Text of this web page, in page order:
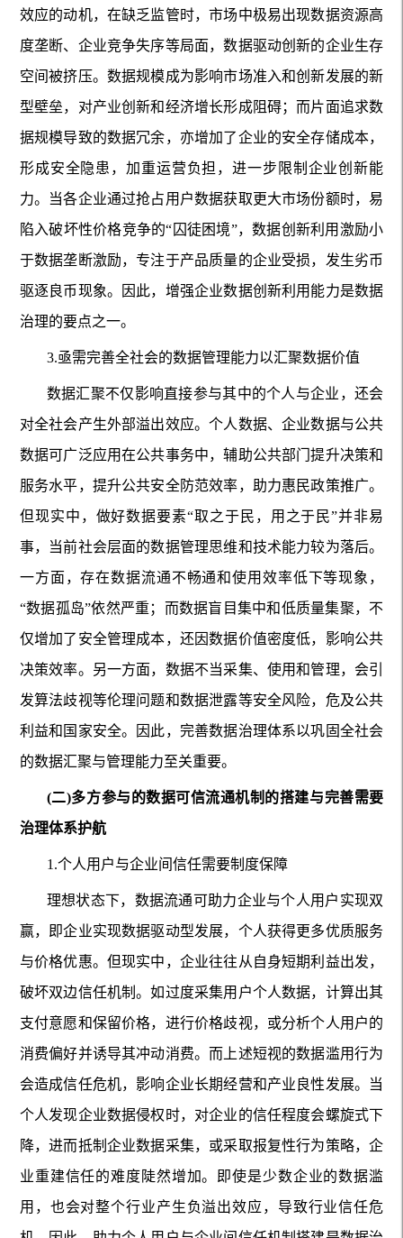
效应的动机，在缺乏监管时，市场中极易出现数据资源高
度垄断、企业竞争失序等局面，数据驱动创新的企业生存
空间被挤压。数据规模成为影响市场准入和创新发展的新
型壁垒，对产业创新和经济增长形成阻碍；而片面追求数
据规模导致的数据冗余，亦增加了企业的安全存储成本，
形成安全隐患，加重运营负担，进一步限制企业创新能
力。当各企业通过抢占用户数据获取更大市场份额时，易
陷入破坏性价格竞争的“囚徒困境”，数据创新利用激励小
于数据垄断激励，专注于产品质量的企业受损，发生劣币
驱逐良币现象。因此，增强企业数据创新利用能力是数据
治理的要点之一。
3.亟需完善全社会的数据管理能力以汇聚数据价值
数据汇聚不仅影响直接参与其中的个人与企业，还会
对全社会产生外部溢出效应。个人数据、企业数据与公共
数据可广泛应用在公共事务中，辅助公共部门提升决策和
服务水平，提升公共安全防范效率，助力惠民政策推广。
但现实中，做好数据要素“取之于民，用之于民”并非易
事，当前社会层面的数据管理思维和技术能力较为落后。
一方面，存在数据流通不畅通和使用效率低下等现象，
“数据孤岛”依然严重；而数据盲目集中和低质量集聚，不
仅增加了安全管理成本，还因数据价值密度低，影响公共
决策效率。另一方面，数据不当采集、使用和管理，会引
发算法歧视等伦理问题和数据泄露等安全风险，危及公共
利益和国家安全。因此，完善数据治理体系以巩固全社会
的数据汇聚与管理能力至关重要。
(二)多方参与的数据可信流通机制的搭建与完善需要
治理体系护航
1.个人用户与企业间信任需要制度保障
理想状态下，数据流通可助力企业与个人用户实现双
赢，即企业实现数据驱动型发展，个人获得更多优质服务
与价格优惠。但现实中，企业往往从自身短期利益出发，
破坏双边信任机制。如过度采集用户个人数据，计算出其
支付意愿和保留价格，进行价格歧视，或分析个人用户的
消费偏好并诱导其冲动消费。而上述短视的数据滥用行为
会造成信任危机，影响企业长期经营和产业良性发展。当
个人发现企业数据侵权时，对企业的信任程度会螺旋式下
降，进而抵制企业数据采集，或采取报复性行为策略，企
业重建信任的难度陡然增加。即使是少数企业的数据滥
用，也会对整个行业产生负溢出效应，导致行业信任危